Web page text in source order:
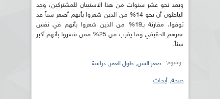
وبعد نحو عشر سنوات من هذا الاستبيان للمشتركين، وجد
الباحثون أن نحو 14% من الذين شعروا بأنهم أصغر سناً قد
توفوا، مقارنة بـ19% من الذين شعروا بأنهم في نفس
عمرهم الحقيقي وما يقرب من 25% ممن شعروا بأنهم أكبر
سناً.
وسوم: صغر السن, طول العمر, دراسة
صحة, أبحاث